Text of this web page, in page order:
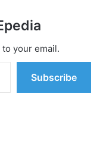
your email.
Subscribe